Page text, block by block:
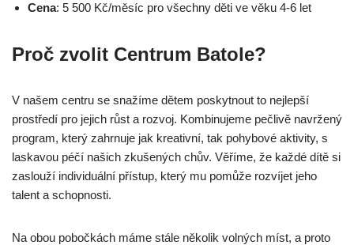
Cena: 5 500 Kč/měsíc pro všechny děti ve věku 4-6 let
Proč zvolit Centrum Batole?
V našem centru se snažíme dětem poskytnout to nejlepší
prostředí pro jejich růst a rozvoj. Kombinujeme pečlivě navržený
program, který zahrnuje jak kreativní, tak pohybové aktivity, s
laskavou péčí našich zkušených chův. Věříme, že každé dítě si
zaslouží individuální přístup, který mu pomůže rozvíjet jeho
talent a schopnosti.
Na obou pobočkách máme stále několik volných míst, a proto